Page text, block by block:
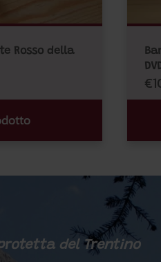
Rosso della
del Trentino